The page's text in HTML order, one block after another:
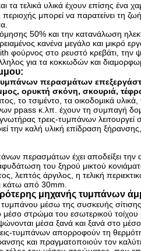
τελικά υλικά έχουν επίσης ένα
μπορεί να παρατείνει τη
50% και την κατανάλωση
κανένα μεγάλο και μικρό
φούρνος στο ρευστό κρεβάτι,
για τα κοκκωδών και
περασμάτων
ορυκτή σκόνη, σκουριά,
το τσιμέντο, τα οικοδομικά
ppass κ.λπ. έχουν τη συμπαγή
τρεις-τυμπάνων λειτουργεί
την καλή υλική επίδραση
περασμάτων έχει αποδείξει την
του ξηρού μικτού
άργιλος, η τελική
κάτω από 30mm.
μηχανής τυμπάνων
μέσω της συσκευής
μέσο στρώμα του εσωτερικού
μέσα ξανά και ξανά στο
τυμπάνων απορροφούν τη
και πραγματοποιούν τον